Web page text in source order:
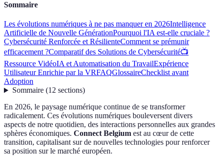
Sommaire
Les évolutions numériques à ne pas manquer en 2026Intelligence
Artificielle de Nouvelle GénérationPourquoi l'IA est-elle cruciale ?
Cybersécurité Renforcée et RésilienteComment se prémunir
efficacement ?Comparatif des Solutions de Cybersécurité📺
Ressource VidéoIA et Automatisation du TravailExpérience
Utilisateur Enrichie par la VRFAQGlossaireChecklist avant
Adoption
Sommaire(12 sections)
En 2026, le paysage numérique continue de se transformer
radicalement. Ces évolutions numériques bouleversent divers
aspects de notre quotidien, des interactions personnelles aux grandes
sphères économiques. Connect Belgium est au cœur de cette
transition, capitalisant sur de nouvelles technologies pour renforcer
sa position sur le marché européen.